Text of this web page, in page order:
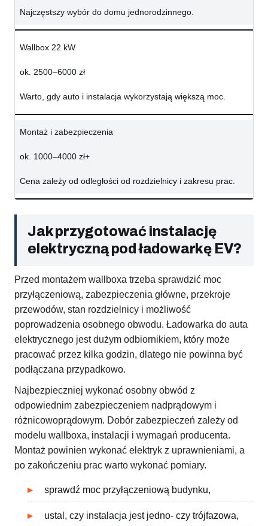
Najczęstszy wybór do domu jednorodzinnego.
Wallbox 22 kW
ok. 2500–6000 zł
Warto, gdy auto i instalacja wykorzystają większą moc.
Montaż i zabezpieczenia
ok. 1000–4000 zł+
Cena zależy od odległości od rozdzielnicy i zakresu prac.
Jak przygotować instalację
elektryczną pod ładowarkę EV?
Przed montażem wallboxa trzeba sprawdzić moc
przyłączeniową, zabezpieczenia główne, przekroje
przewodów, stan rozdzielnicy i możliwość
poprowadzenia osobnego obwodu. Ładowarka do auta
elektrycznego jest dużym odbiornikiem, który może
pracować przez kilka godzin, dlatego nie powinna być
podłączana przypadkowo.
Najbezpieczniej wykonać osobny obwód z
odpowiednim zabezpieczeniem nadprądowym i
różnicowoprądowym. Dobór zabezpieczeń zależy od
modelu wallboxa, instalacji i wymagań producenta.
Montaż powinien wykonać elektryk z uprawnieniami, a
po zakończeniu prac warto wykonać pomiary.
sprawdź moc przyłączeniową budynku,
ustal, czy instalacja jest jedno- czy trójfazowa,